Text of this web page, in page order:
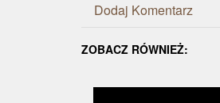
Dodaj Komentarz
ZOBACZ RÓWNIEŻ: